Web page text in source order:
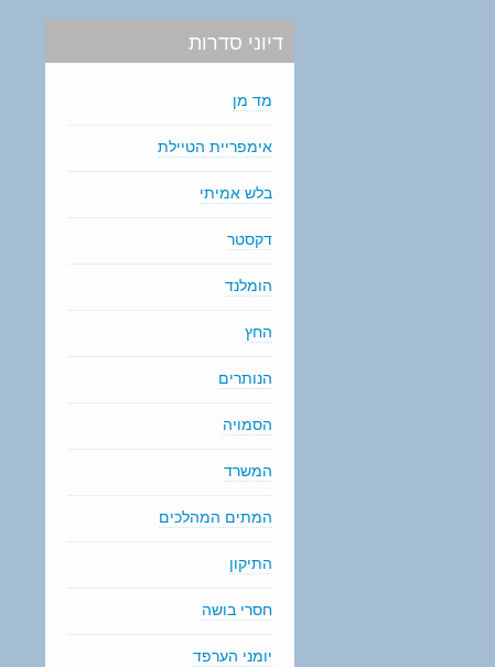
דיוני סדרות
מד מן
אימפריית הטיילת
בלש אמיתי
דקסטר
הומלנד
החץ
הנותרים
הסמויה
המשרד
המתים המהלכים
התיקון
חסרי בושה
יומני הערפד